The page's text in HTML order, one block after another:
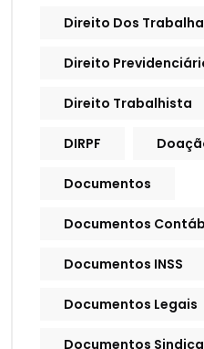
Direito Dos
Direito
Direito Trabalhista
DIRPF
Documentos
Documentos
Documentos INSS
Documentos Legais
Documentos